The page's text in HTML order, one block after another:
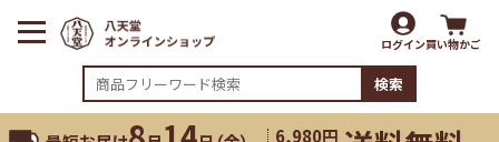
ログイン買い物かご
検索
6,980円